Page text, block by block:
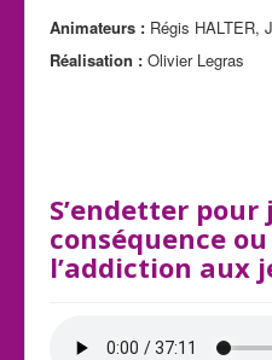
Animateurs : Régis HALTER,
Réalisation : Olivier Legras
S’endetter pour
conséquence
l’addiction aux